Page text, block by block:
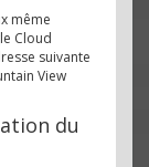
même
Cloud
suivante
View
du